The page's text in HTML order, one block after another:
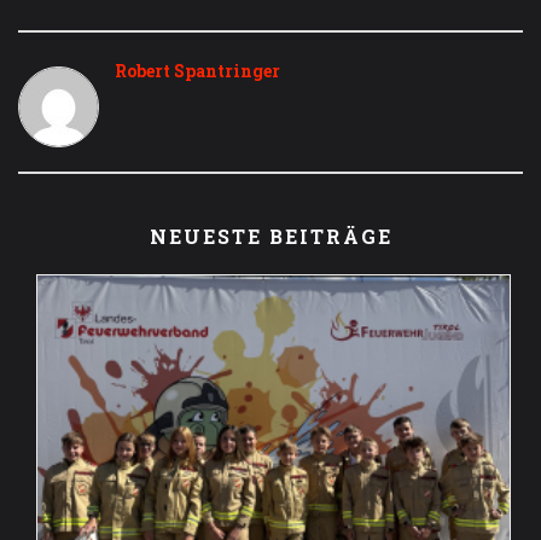
Robert Spantringer
NEUESTE BEITRÄGE